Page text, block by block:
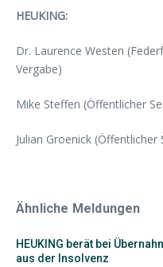
HEUKING:
Dr. Laurence Westen
Vergabe)
Mike Steffen (Öffentlicher
Julian Groenick
Ähnliche Meldungen
HEUKING berät bei
aus der Insolvenz